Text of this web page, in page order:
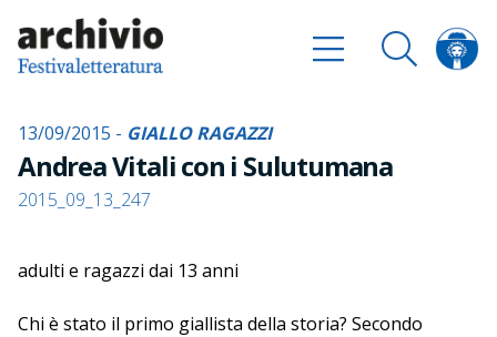
13/09/2015 - GIALLO RAGAZZI
Andrea Vitali con i Sulutumana
2015_09_13_247
adulti e ragazzi dai 13 anni
Chi è stato il primo giallista della storia? Secondo